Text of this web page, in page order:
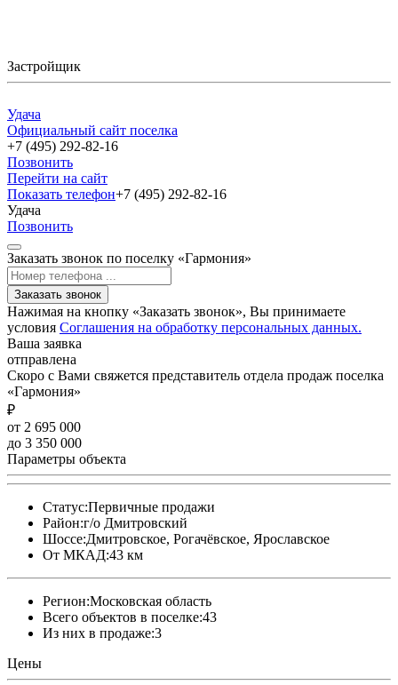
Застройщик
Удача
Официальный сайт поселка
+7 (495) 292-82-16
Позвонить
Перейти на сайт
Показать телефон+7 (495) 292-82-16
Удача
Позвонить
Заказать звонок по поселку «Гармония»
Заказать звонок
Нажимая на кнопку «Заказать звонок», Вы принимаете
условия Соглашения на обработку персональных данных.
Ваша заявка
отправлена
Скоро с Вами свяжется представитель отдела продаж поселка
«Гармония»
₽
от 2 695 000
до 3 350 000
Параметры объекта
Статус:Первичные продажи
Район:г/о Дмитровский
Шоссе:Дмитровское, Рогачёвское, Ярославское
От МКАД:43 км
Регион:Московская область
Всего объектов в поселке:43
Из них в продаже:3
Цены